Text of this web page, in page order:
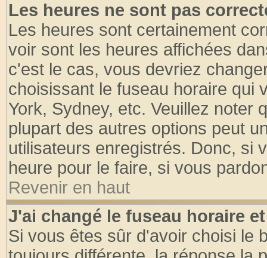
Les heures ne sont pas
Les heures sont certainement
voir sont les heures affichées
c'est le cas, vous devriez
choisissant le fuseau horaire qui
York, Sydney, etc. Veuillez noter
plupart des autres options peut
utilisateurs enregistrés. Donc, si
heure pour le faire, si vous
Revenir en haut
J'ai changé le fuseau horaire
Si vous êtes sûr d'avoir choisi le